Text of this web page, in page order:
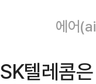
에어
SK텔레콤